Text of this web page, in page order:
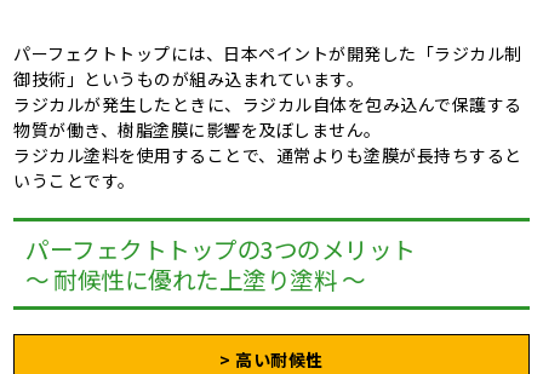
パーフェクトトップには、日本ペイントが開発した「ラジカル制
御技術」というものが組み込まれています。
ラジカルが発生したときに、ラジカル自体を包み込んで保護する
物質が働き、樹脂塗膜に影響を及ぼしません。
ラジカル塗料を使用することで、通常よりも塗膜が長持ちすると
いうことです。
パーフェクトトップの3つのメリット
～ 耐候性に優れた上塗り塗料 ～
> 高い耐候性